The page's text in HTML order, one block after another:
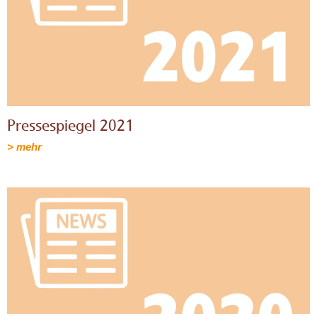
Pressespiegel 2021
> mehr